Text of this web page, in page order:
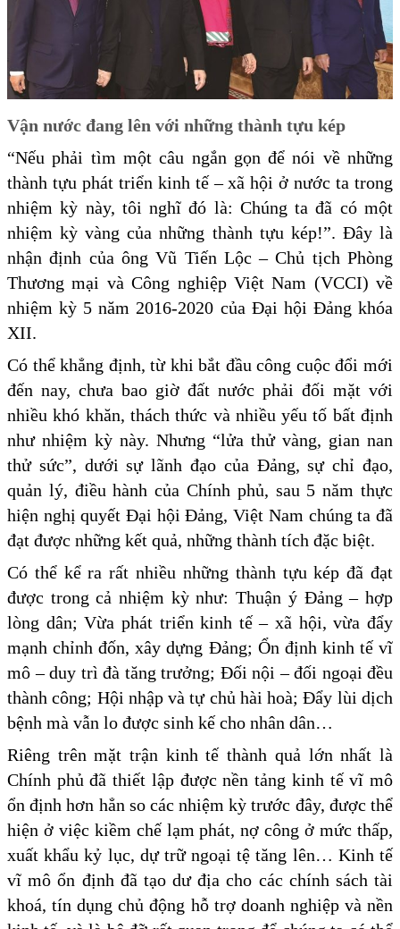
Vận nước đang lên với những thành tựu kép
“Nếu phải tìm một câu ngắn gọn để nói về những
thành tựu phát triển kinh tế – xã hội ở nước ta trong
nhiệm kỳ này, tôi nghĩ đó là: Chúng ta đã có một
nhiệm kỳ vàng của những thành tựu kép!”. Đây là
nhận định của ông Vũ Tiến Lộc – Chủ tịch Phòng
Thương mại và Công nghiệp Việt Nam (VCCI) về
nhiệm kỳ 5 năm 2016-2020 của Đại hội Đảng khóa
XII.
Có thể khẳng định, từ khi bắt đầu công cuộc đổi mới
đến nay, chưa bao giờ đất nước phải đối mặt với
nhiều khó khăn, thách thức và nhiều yếu tố bất định
như nhiệm kỳ này. Nhưng “lửa thử vàng, gian nan
thử sức”, dưới sự lãnh đạo của Đảng, sự chỉ đạo,
quản lý, điều hành của Chính phủ, sau 5 năm thực
hiện nghị quyết Đại hội Đảng, Việt Nam chúng ta đã
đạt được những kết quả, những thành tích đặc biệt.
Có thể kể ra rất nhiều những thành tựu kép đã đạt
được trong cả nhiệm kỳ như: Thuận ý Đảng – hợp
lòng dân; Vừa phát triển kinh tế – xã hội, vừa đẩy
mạnh chỉnh đốn, xây dựng Đảng; Ổn định kinh tế vĩ
mô – duy trì đà tăng trưởng; Đối nội – đối ngoại đều
thành công; Hội nhập và tự chủ hài hoà; Đẩy lùi dịch
bệnh mà vẫn lo được sinh kế cho nhân dân…
Riêng trên mặt trận kinh tế thành quả lớn nhất là
Chính phủ đã thiết lập được nền tảng kinh tế vĩ mô
ổn định hơn hẳn so các nhiệm kỳ trước đây, được thể
hiện ở việc kiềm chế lạm phát, nợ công ở mức thấp,
xuất khẩu kỷ lục, dự trữ ngoại tệ tăng lên… Kinh tế
vĩ mô ổn định đã tạo dư địa cho các chính sách tài
khoá, tín dụng chủ động hỗ trợ doanh nghiệp và nền